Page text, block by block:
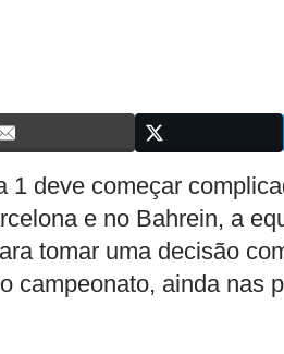
1 deve começar
e no Bahrein, a
tomar uma decisão
campeonato, ainda nas